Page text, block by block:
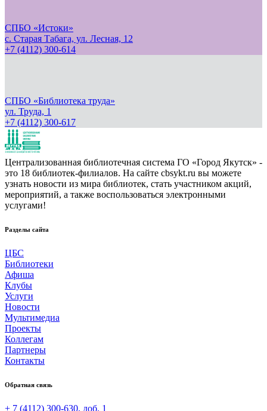
СПБО «Истоки»
с. Старая Табага, ул. Лесная, 12
+7 (4112) 300-614
СПБО «Библиотека труда»
ул. Труда, 1
+7 (4112) 300-617
Централизованная библиотечная система ГО «Город Якутск» -
это 18 библиотек-филиалов. На сайте cbsykt.ru вы можете
узнать новости из мира библиотек, стать участником акций,
мероприятий, а также воспользоваться электронными
услугами!
Разделы сайта
ЦБС
Библиотеки
Афиша
Клубы
Услуги
Новости
Мультимедиа
Проекты
Коллегам
Партнеры
Контакты
Обратная связь
+ 7 (4112) 300-630, доб. 1